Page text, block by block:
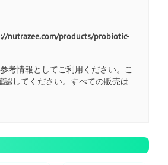
nutrazee.com/products/probiotic-
考情報としてご利用ください。こ
してください。すべての販売は